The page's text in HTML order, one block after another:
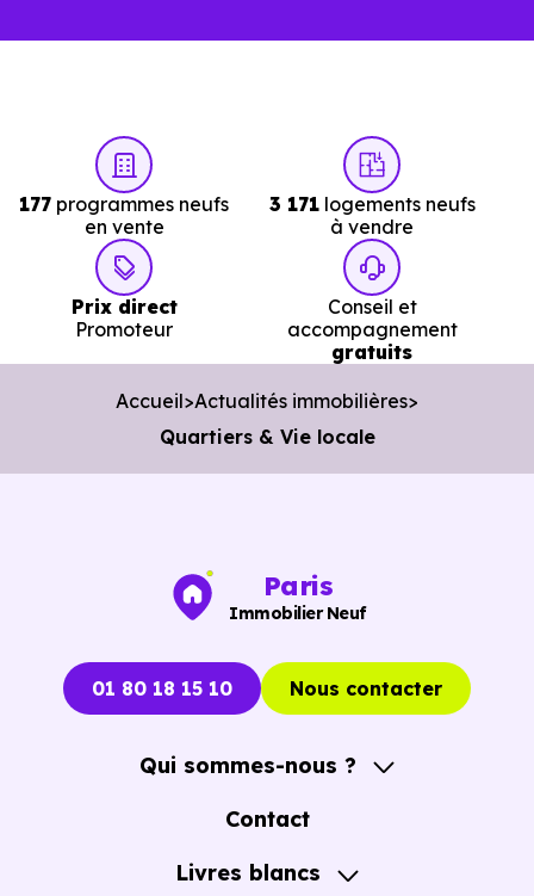
177 programmes neufs
en vente
3 171logements neufs
à vendre
Prix direct
Promoteur
Conseil et
accompagnement
gratuits
Accueil Actualités immobilières
Quartiers & Vie locale
Paris
Immobilier Neuf
01 80 18 15 10 Nous contacter
Qui sommes-nous ?
A propos
Contact
Livres blancs